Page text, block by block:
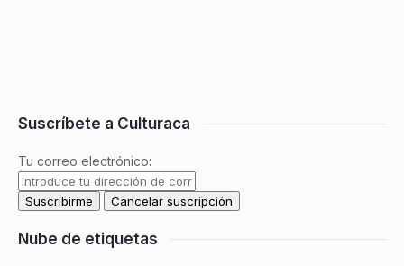
Suscríbete a Culturaca
Tu correo electrónico:
Nube de etiquetas